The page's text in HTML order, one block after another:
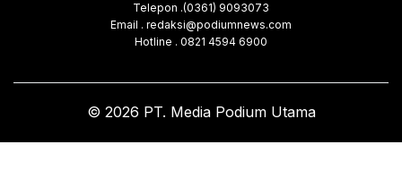
Telepon .(0361) 9093073
Email . redaksi@podiumnews.com
Hotline . 0821 4594 6900
© 2026 PT. Media Podium Utama